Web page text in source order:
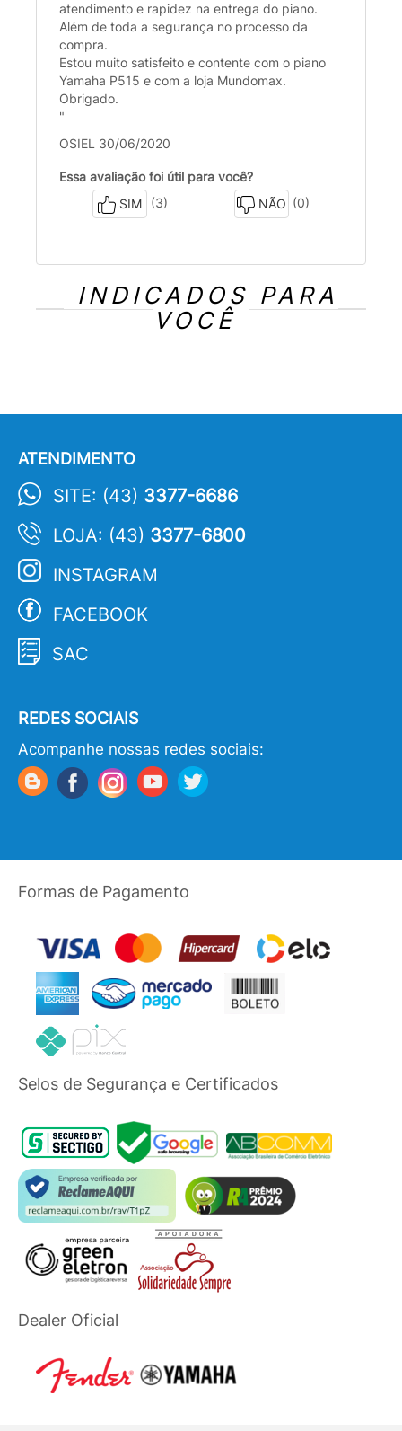
atendimento e rapidez na entrega do piano.
Além de toda a segurança no processo da
compra.
Estou muito satisfeito e contente com o piano
Yamaha P515 e com a loja Mundomax.
Obrigado.
"
OSIEL 30/06/2020
Essa avaliação foi útil para você?
SIM
(3) NÃO (0)
INDICADOS PARA
VOCÊ
ATENDIMENTO
SITE: (43) 3377-6686
LOJA: (43) 3377-6800
INSTAGRAM
FACEBOOK
SAC
REDES SOCIAIS
Acompanhe nossas redes sociais:
Formas de Pagamento
Selos de Segurança e Certificados
Dealer Oficial